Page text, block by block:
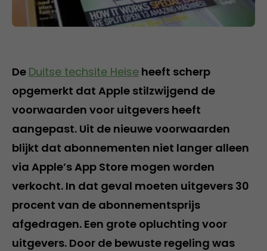
De Duitse techsite Heise heeft scherp
opgemerkt dat Apple stilzwijgend de
voorwaarden voor uitgevers heeft
aangepast. Uit de nieuwe voorwaarden
blijkt dat abonnementen niet langer alleen
via Apple’s App Store mogen worden
verkocht. In dat geval moeten uitgevers 30
procent van de abonnementsprijs
afgedragen. Een grote opluchting voor
uitgevers. Door de bewuste regeling was